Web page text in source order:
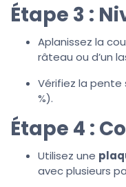
Étape 3 :
Aplanissez la
râteau ou d’un
Vérifiez la pente
%).
Étape 4 :
Utilisez une
avec plusieurs